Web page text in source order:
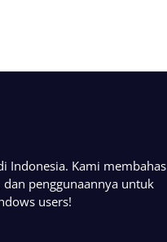
Indonesia. Kami membahas
penggunaannya untuk
users!